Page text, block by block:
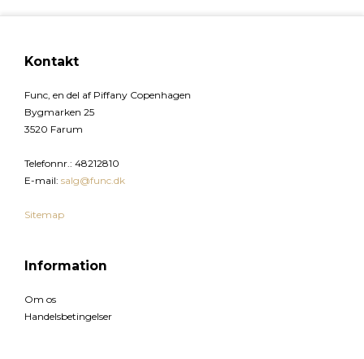
Kontakt
Func, en del af Piffany Copenhagen
Bygmarken 25
3520 Farum
Telefonnr.: 48212810
E-mail: salg@func.dk
Sitemap
Information
Om os
Handelsbetingelser